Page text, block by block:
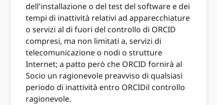
dell'installazione o del test del software e dei
tempi di inattività relativi ad apparecchiature
o servizi al di fuori del controllo di ORCID
compresi, ma non limitati a, servizi di
telecomunicazione o nodi o strutture
Internet; a patto però che ORCID fornirà al
Socio un ragionevole preavviso di qualsiasi
periodo di inattività entro ORCIDil controllo
ragionevole.